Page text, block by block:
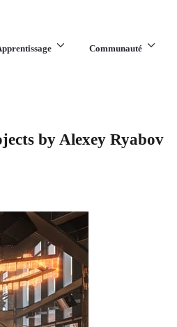
Communauté
by Alexey Ryabov